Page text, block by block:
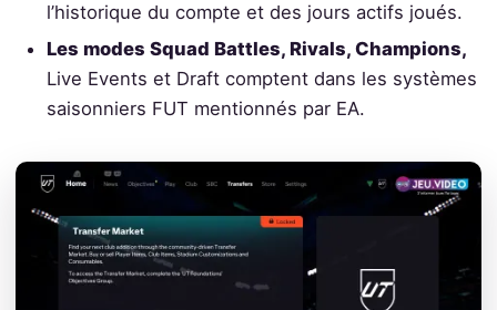
l’historique du compte et des jours actifs joués.
Les modes Squad Battles, Rivals, Champions,
Live Events et Draft comptent dans les systèmes
saisonniers FUT mentionnés par EA.